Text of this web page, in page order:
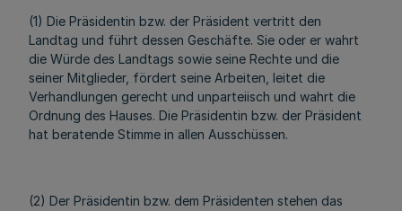
(1) Die Präsidentin bzw. der Präsident vertritt den
Landtag und führt dessen Geschäfte. Sie oder er wahrt
die Würde des Landtags sowie seine Rechte und die
seiner Mitglieder, fördert seine Arbeiten, leitet die
Verhandlungen gerecht und unparteiisch und wahrt die
Ordnung des Hauses. Die Präsidentin bzw. der Präsident
hat beratende Stimme in allen Ausschüssen.
(2) Der Präsidentin bzw. dem Präsidenten stehen das